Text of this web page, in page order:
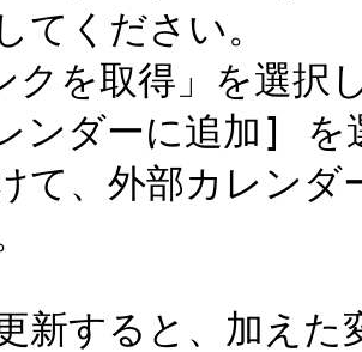
てください。
を取得」を選択
ダーに追加] を
て、外部カレン
新すると、加え